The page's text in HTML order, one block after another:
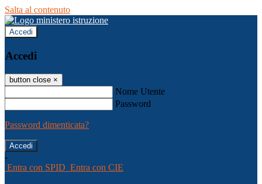
Salta al contenuto
Accedi
Accedi
button close ×
Nome Utente
Password
Password dimenticata?
-
Entra con SPID Entra con CIE